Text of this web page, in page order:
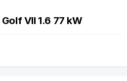
VII 1.6 77 kW